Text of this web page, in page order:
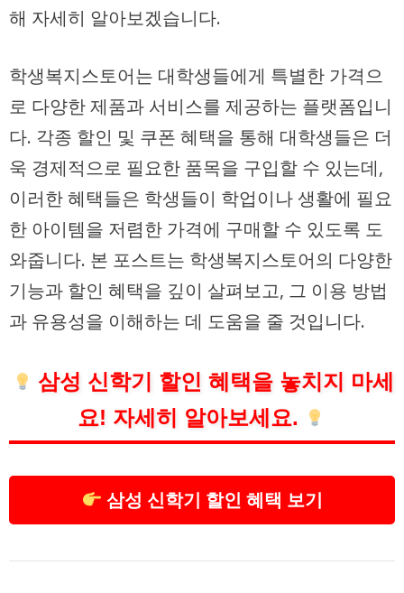
해 자세히 알아보겠습니다.
학생복지스토어는 대학생들에게 특별한 가격으
로 다양한 제품과 서비스를 제공하는 플랫폼입니
다. 각종 할인 및 쿠폰 혜택을 통해 대학생들은 더
욱 경제적으로 필요한 품목을 구입할 수 있는데,
이러한 혜택들은 학생들이 학업이나 생활에 필요
한 아이템을 저렴한 가격에 구매할 수 있도록 도
와줍니다. 본 포스트는 학생복지스토어의 다양한
기능과 할인 혜택을 깊이 살펴보고, 그 이용 방법
과 유용성을 이해하는 데 도움을 줄 것입니다.
삼성 신학기 할인 혜택을 놓치지 마세
요! 자세히 알아보세요.
삼성 신학기 할인 혜택 보기